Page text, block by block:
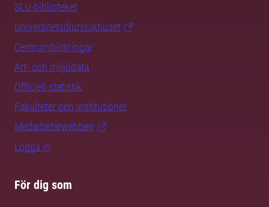
SLU-biblioteket
Universitetsdjursjukhuset
Centrumbildningar
Art- och miljödata
Officiell statistik
Fakulteter och institutioner
Medarbetarwebben
Logga in
För dig som